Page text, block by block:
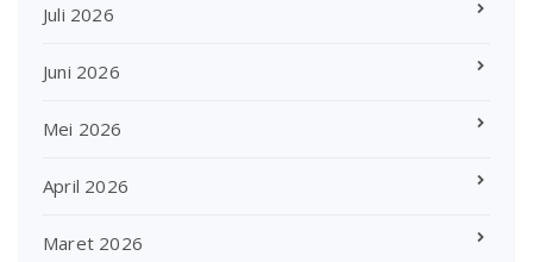
Juli 2026
Juni 2026
Mei 2026
April 2026
Maret 2026